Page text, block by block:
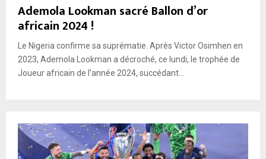
Ademola Lookman sacré Ballon d’or
africain 2024 !
Le Nigeria confirme sa suprématie. Après Victor Osimhen en
2023, Ademola Lookman a décroché, ce lundi, le trophée de
Joueur africain de l’année 2024, succédant...